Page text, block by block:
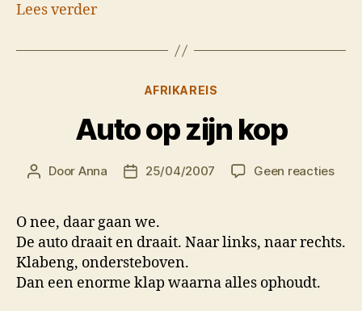
Lees verder
Categorieën
AFRIKAREIS
Auto op zijn kop
Berichtauteur
Door Anna Berichtdatum
25/04/2007 Geen reactiesop
kop
O nee, daar gaan we.
De auto draait en draait. Naar links, naar rechts.
Klabeng, ondersteboven.
Dan een enorme klap waarna alles ophoudt.